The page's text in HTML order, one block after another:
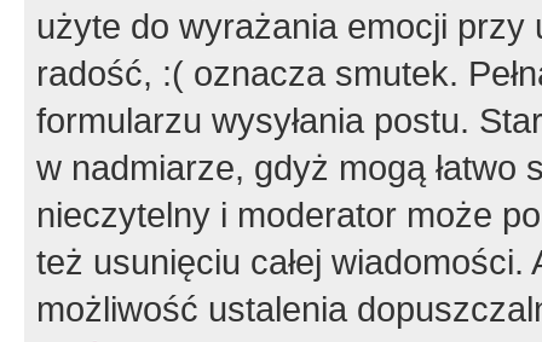
użyte do wyrażania emocji
radość, :( oznacza smutek.
formularzu wysyłania postu.
w nadmiarze, gdyż mogą
nieczytelny i moderator może
też usunięciu całej
możliwość ustalenia